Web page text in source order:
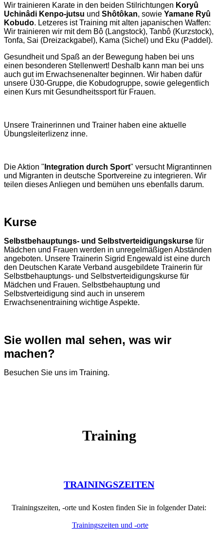
Wir trainieren Karate in den beiden Stilrichtungen Koryû
Uchinâdi Kenpo-jutsu und Shôtôkan, sowie Yamane Ryû
Kobudo. Letzeres ist Training mit alten japanischen Waffen:
Wir trainieren wir mit dem Bô (Langstock), Tanbô (Kurzstock),
Tonfa, Sai (Dreizackgabel), Kama (Sichel) und Eku (Paddel).
Gesundheit und Spaß an der Bewegung haben bei uns
einen besonderen Stellenwert! Deshalb kann man bei uns
auch gut im Erwachsenenalter beginnen. Wir haben dafür
unsere Ü30-Gruppe, die Kobudogruppe, sowie gelegentlich
einen Kurs mit Gesundheitssport für Frauen.
Unsere Trainerinnen und Trainer haben eine aktuelle
Übungsleiterlizenz inne.
Die Aktion " Integration durch Sport" versucht Migrantinnen
und Migranten in deutsche Sportvereine zu integrieren. Wir
teilen dieses Anliegen und bemühen uns ebenfalls darum.
Kurse
Selbstbehauptungs- und Selbstverteidigungskurse für
Mädchen und Frauen werden in unregelmäßigen Abständen
angeboten. Unsere Trainerin Sigrid Engewald ist eine durch
den Deutschen Karate Verband ausgebildete Trainerin für
Selbstbehauptungs- und Selbstverteidigungskurse für
Mädchen und Frauen. Selbstbehauptung und
Selbstverteidigung sind auch in unserem
Erwachsenentraining wichtige Aspekte.
Sie wollen mal sehen, was wir
machen?
Besuchen Sie uns im Training.
Training
TRAININGSZEITEN
Trainingszeiten, -orte und Kosten finden Sie in folgender Datei:
Trainingszeiten und -orte